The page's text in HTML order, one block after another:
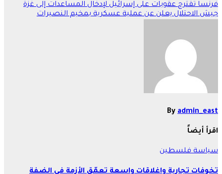
تصفّح
المقالات
فرنسا تقترح عقوبات على إسرائيل لإدخال المساعدات إلى غزة
جيش الاحتلال يعلن عن عملية عسكرية بمخيم النصيرات
By admin_east
اقرأ أيضاً
سياسةفلسطين
تخوفات تجارية وإغلاقات واسعة تعمّق الأزمة في الضفة